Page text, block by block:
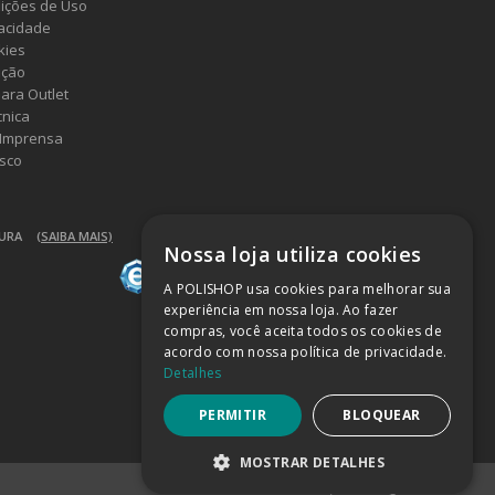
de Uso
Outlet
(SAIBA MAIS)
Nossa loja utiliza cookies
A POLISHOP usa cookies para melhorar sua
experiência em nossa loja. Ao fazer
compras, você aceita todos os cookies de
acordo com nossa política de privacidade.
Detalhes
PERMITIR BLOQUEAR
MOSTRAR DETALHES